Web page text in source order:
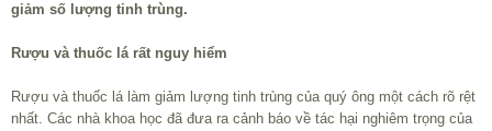
giảm số lượng tinh trùng.
Rượu và thuốc lá rất nguy hiểm
Rượu và thuốc lá làm giảm lượng tinh trùng của quý ông một cách rõ rệt
nhất. Các nhà khoa học đã đưa ra cảnh báo về tác hại nghiêm trọng của